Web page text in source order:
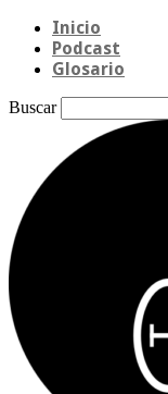
Inicio
Podcast
Glosario
Buscar